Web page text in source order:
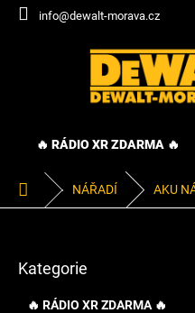
Přejít
info@dewalt-morava.cz
🔥 RÁDIO XR ZDARMA 🔥
Domů NÁŘADÍ AKU
kategorie
Kategorie
🔥 RÁDIO XR ZDARMA 🔥